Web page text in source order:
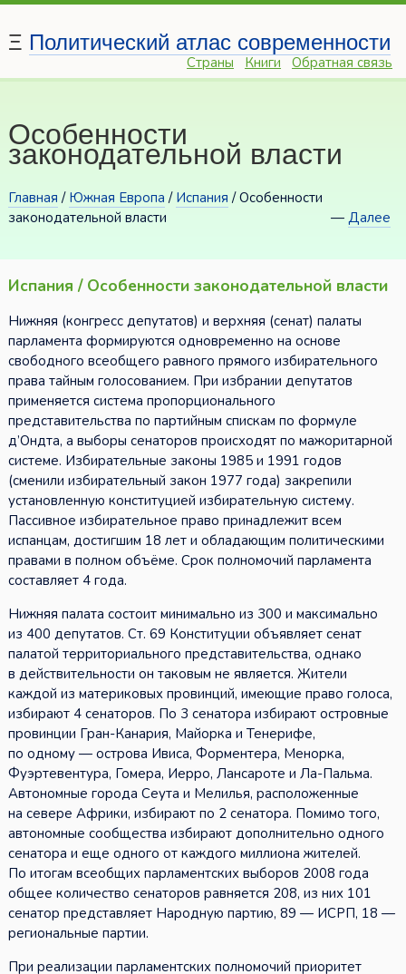
Ξ Политический атлас современности
Страны Книги Обратная связь
Особенности
законодательной власти
Главная / Южная Европа / Испания / Особенности
законодательной власти
—Далее
Испания / Особенности законодательной власти
Нижняя (конгресс депутатов) и верхняя (сенат) палаты
парламента формируются одновременно на основе
свободного всеобщего равного прямого избирательного
права тайным голосованием. При избрании депутатов
применяется система пропорционального
представительства по партийным спискам по формуле
д’Ондта, а выборы сенаторов происходят по мажоритарной
системе. Избирательные законы 1985 и 1991 годов
(сменили избирательный закон 1977 года) закрепили
установленную конституцией избирательную систему.
Пассивное избирательное право принадлежит всем
испанцам, достигшим 18 лет и обладающим политическими
правами в полном объёме. Срок полномочий парламента
составляет 4 года.
Нижняя палата состоит минимально из 300 и максимально
из 400 депутатов. Ст. 69 Конституции объявляет сенат
палатой территориального представительства, однако
в действительности он таковым не является. Жители
каждой из материковых провинций, имеющие право голоса,
избирают 4 сенаторов. По 3 сенатора избирают островные
провинции Гран-Канария, Майорка и Тенерифе,
по одному — острова Ивиса, Форментера, Менорка,
Фуэртевентура, Гомера, Иерро, Лансароте и Ла-Пальма.
Автономные города Сеута и Мелилья, расположенные
на севере Африки, избирают по 2 сенатора. Помимо того,
автономные сообщества избирают дополнительно одного
сенатора и еще одного от каждого миллиона жителей.
По итогам всеобщих парламентских выборов 2008 года
общее количество сенаторов равняется 208, из них 101
сенатор представляет Народную партию, 89 — ИСРП, 18 —
региональные партии.
При реализации парламентских полномочий приоритет